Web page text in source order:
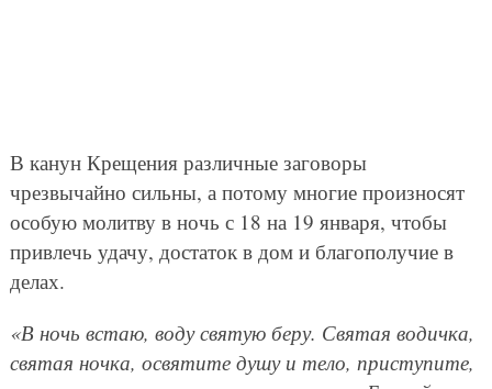
В канун Крещения различные заговоры
чрезвычайно сильны, а потому многие произносят
особую молитву в ночь с 18 на 19 января, чтобы
привлечь удачу, достаток в дом и благополучие в
делах.
«В ночь встаю, воду святую беру. Святая водичка,
святая ночка, освятите душу и тело, приступите,